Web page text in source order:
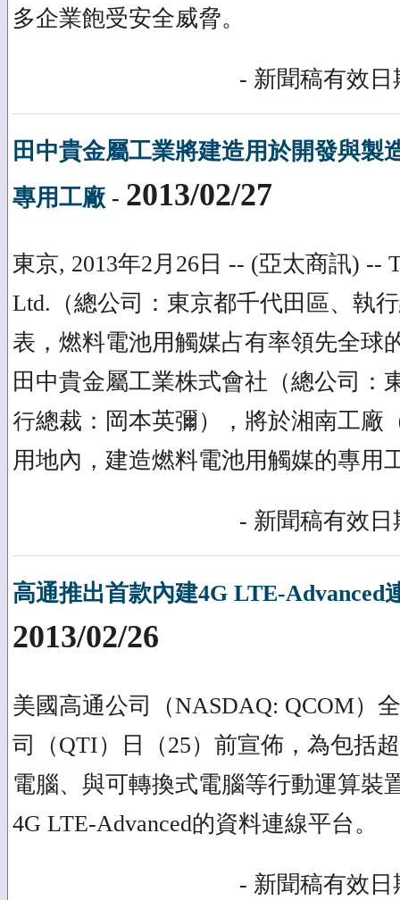
多企業飽受安全威脅。
- 新聞稿有效日
田中貴金屬工業將建造用於開發與製
專用工廠 - 2013/02/27
東京, 2013年2月26日 -- (亞太商訊) --
Ltd.（總公司：東京都千代田區、執
表，燃料電池用觸媒占有率領先全球
田中貴金屬工業株式會社（總公司：
行總裁：岡本英彌），將於湘南工廠
用地內，建造燃料電池用觸媒的專用
- 新聞稿有效日
高通推出首款內建4G LTE-Advanced
2013/02/26
美國高通公司（NASDAQ: QCOM）
司（QTI）日（25）前宣佈，為包括
電腦、與可轉換式電腦等行動運算裝
4G LTE-Advanced的資料連線平台。
- 新聞稿有效日